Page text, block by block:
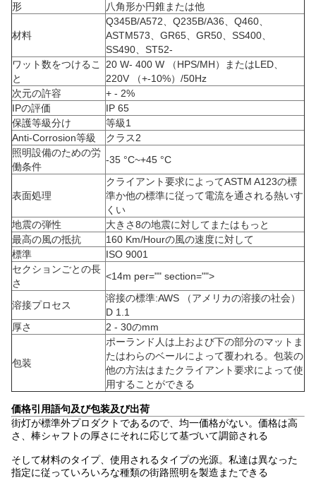
形
八角形か円錐または他
材料
Q345B/A572、Q235B/A36、Q460、
ASTM573、GR65、GR50、SS400、
SS490、ST52-
ワット数をつけるこ
と
20 W- 400 W （HPS/MH）またはLED、
220V （+-10%）/50Hz
次元の許容
+ - 2%
IPの評価
IP 65
保護等級分け
等級1
Anti-Corrosion等級
クラス2
照明設備のための労
働条件
-35 °C~+45 °C
表面処理
クライアント要求によってASTM A123の標
準か他の標準に従って電流を通される熱いす
くい
地震の弾性
大きさ8の地震に対してまたはもっと
最高の風の抵抗
160 Km/Hourの風の速度に対して
標準
ISO 9001
セクションごとの長
さ
<14m per="" section="">
溶接プロセス
溶接の標準:AWS （アメリカの溶接の社会）
D 1.1
厚さ
2 - 30のmm
包装
ポーランド人は上および下の部分のマットま
たはわらのベールによって覆われる。包装の
他の方法はまたクライアント要求によって使
用することができる
価格引用語句及び包装及び出荷
街灯が標準外プロダクトであるので、均一価格がない。価格は高
さ、棒シャフトの厚さにそれに応じて基づいて調節される
そして材料のタイプ、使用されるタイプの光源。私達は異なった
指定に従っていろいろな種類の街路照明を製造またできる